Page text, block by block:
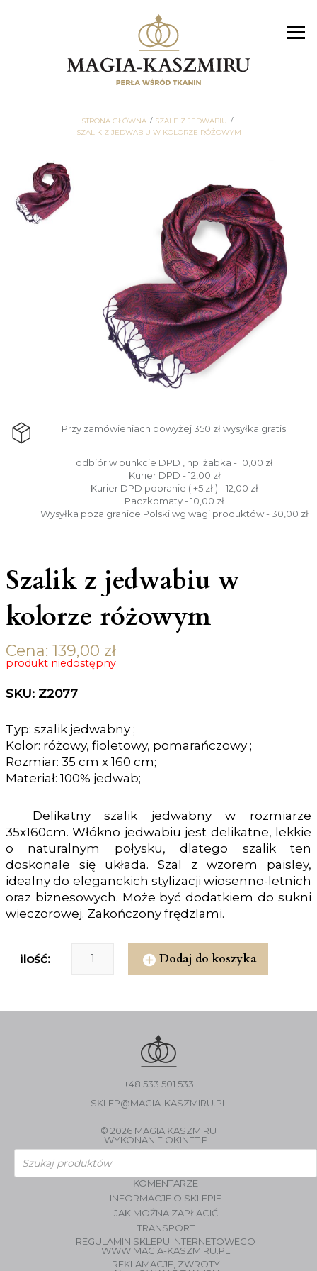
STRONA GŁÓWNA
SZALE Z JEDWABIU
SZALIK Z JEDWABIU W KOLORZE RÓŻOWYM
Przy zamówieniach powyżej 350 zł wysyłka gratis.
odbiór w punkcie DPD , np. żabka - 10,00 zł
Kurier DPD - 12,00 zł
Kurier DPD pobranie ( +5 zł ) - 12,00 zł
Paczkomaty - 10,00 zł
Wysyłka poza granice Polski wg wagi produktów - 30,00 zł
Szalik z jedwabiu w
kolorze różowym
Cena: 139,00 zł
produkt niedostępny
SKU: Z2077
Typ: szalik jedwabny ;
Kolor: różowy, fioletowy, pomarańczowy ;
Rozmiar: 35 cm x 160 cm;
Materiał: 100% jedwab;
Delikatny szalik jedwabny w rozmiarze
35x160cm. Włókno jedwabiu jest delikatne, lekkie
o naturalnym połysku, dlatego szalik ten
doskonale się układa. Szal z wzorem paisley,
idealny do eleganckich stylizacji wiosenno-letnich
oraz biznesowych. Może być dodatkiem do sukni
wieczorowej. Zakończony frędzlami.
ilość: Dodaj do koszyka
+48 533 501 533
SKLEP@MAGIA-KASZMIRU.PL
© 2026 MAGIA KASZMIRU
WYKONANIE OKINET.PL
Wyszukiwarka
produktów
KOMENTARZE
INFORMACJE O SKLEPIE
JAK MOŻNA ZAPŁACIĆ
TRANSPORT
REGULAMIN SKLEPU INTERNETOWEGO
WWW.MAGIA-KASZMIRU.PL
REKLAMACJE, ZWROTY